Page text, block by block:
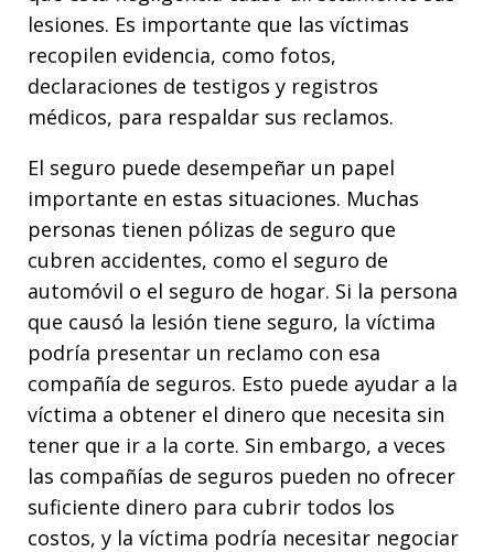
lesiones. Es importante que las víctimas
recopilen evidencia, como fotos,
declaraciones de testigos y registros
médicos, para respaldar sus reclamos.
El seguro puede desempeñar un papel
importante en estas situaciones. Muchas
personas tienen pólizas de seguro que
cubren accidentes, como el seguro de
automóvil o el seguro de hogar. Si la persona
que causó la lesión tiene seguro, la víctima
podría presentar un reclamo con esa
compañía de seguros. Esto puede ayudar a la
víctima a obtener el dinero que necesita sin
tener que ir a la corte. Sin embargo, a veces
las compañías de seguros pueden no ofrecer
suficiente dinero para cubrir todos los
costos, y la víctima podría necesitar negociar